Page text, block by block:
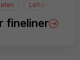
Lettering
fineliner